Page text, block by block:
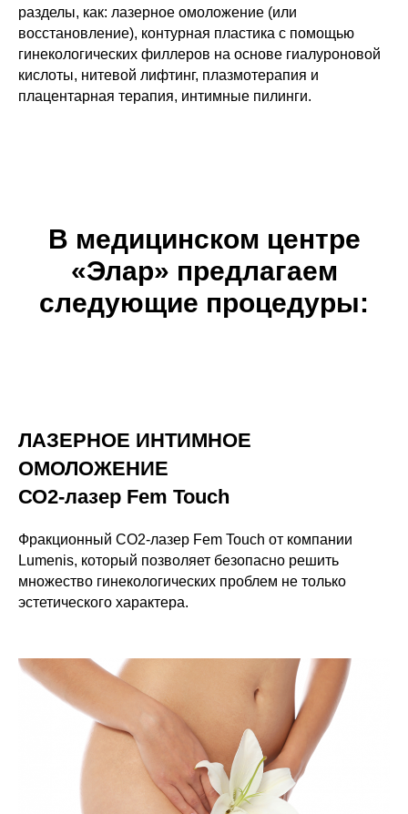
разделы, как: лазерное омоложение (или
восстановление), контурная пластика с помощью
гинекологических филлеров на основе гиалуроновой
кислоты, нитевой лифтинг, плазмотерапия и
плацентарная терапия, интимные пилинги.
В медицинском центре
«Элар» предлагаем
следующие процедуры:
ЛАЗЕРНОЕ ИНТИМНОЕ
ОМОЛОЖЕНИЕ
СО2-лазер Fem Touch
Фракционный СО2-лазер Fem Touch от компании
Lumenis, который позволяет безопасно решить
множество гинекологических проблем не только
эстетического характера.